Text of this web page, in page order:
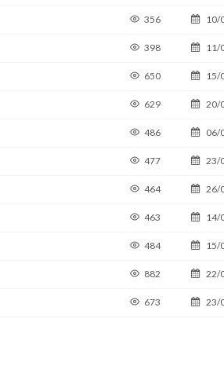
356 10/
398 11/
650 15/
629 20/
486 06/
477 23/
464 26/
463 14/
484 15/
882 22/
673 23/